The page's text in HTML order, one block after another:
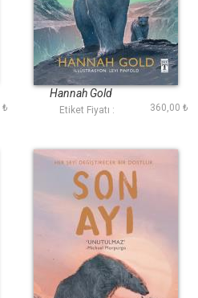
₺
Ayı Dönüyor
Hannah Gold
Etiket Fiyatı : 360,00 ₺